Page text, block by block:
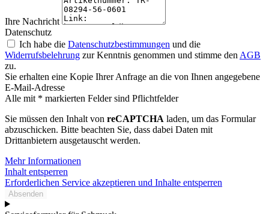
Ihre Nachricht
Datenschutz
Ich habe die Datenschutzbestimmungen und die
Widerrufsbelehrung zur Kenntnis genommen und stimme den AGB
zu.
Sie erhalten eine Kopie Ihrer Anfrage an die von Ihnen angegebene
E-Mail-Adresse
Alle mit * markierten Felder sind Pflichtfelder
Sie müssen den Inhalt von reCAPTCHA laden, um das Formular
abzuschicken. Bitte beachten Sie, dass dabei Daten mit
Drittanbietern ausgetauscht werden.
Mehr Informationen
Inhalt entsperren
Erforderlichen Service akzeptieren und Inhalte entsperren
Absenden